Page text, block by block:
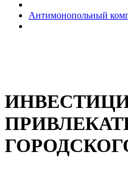
Антимонопольный